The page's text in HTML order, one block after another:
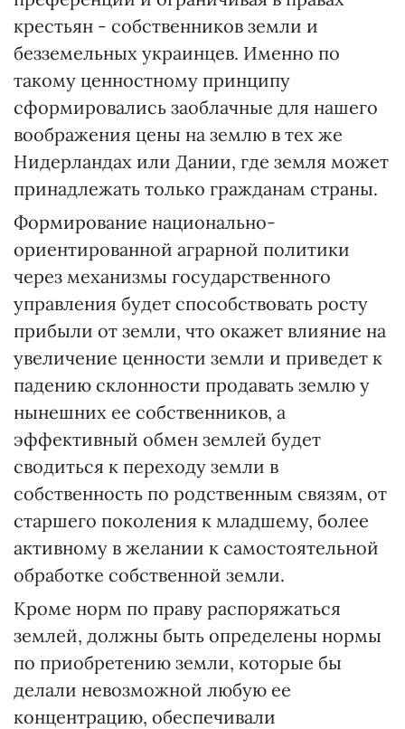
крестьян - собственников земли и
безземельных украинцев. Именно по
такому ценностному принципу
сформировались заоблачные для нашего
воображения цены на землю в тех же
Нидерландах или Дании, где земля может
принадлежать только гражданам страны.
Формирование национально-
ориентированной аграрной политики
через механизмы государственного
управления будет способствовать росту
прибыли от земли, что окажет влияние на
увеличение ценности земли и приведет к
падению склонности продавать землю у
нынешних ее собственников, а
эффективный обмен землей будет
сводиться к переходу земли в
собственность по родственным связям, от
старшего поколения к младшему, более
активному в желании к самостоятельной
обработке собственной земли.
Кроме норм по праву распоряжаться
землей, должны быть определены нормы
по приобретению земли, которые бы
делали невозможной любую ее
концентрацию, обеспечивали